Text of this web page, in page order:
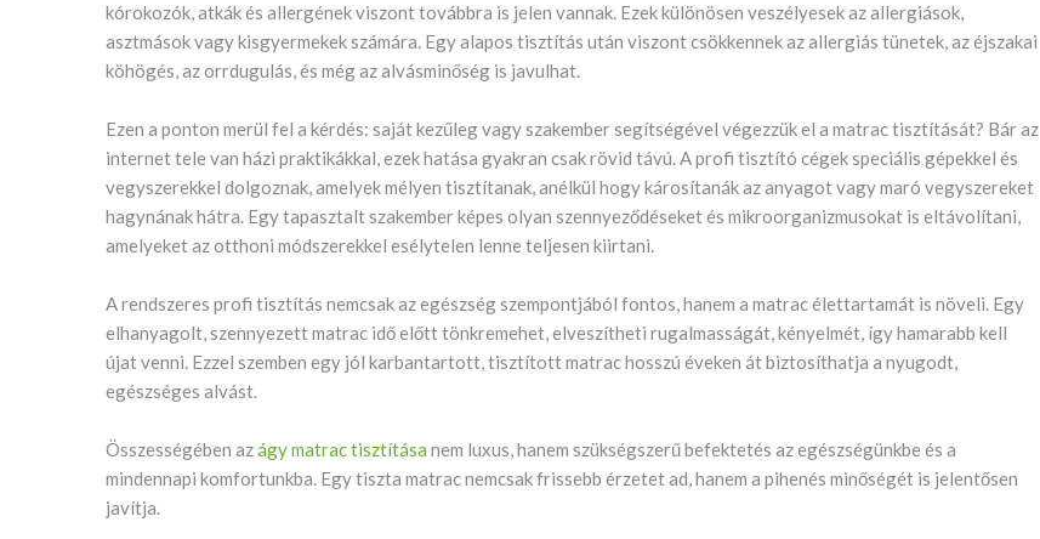
kórokozók, atkák és allergének viszont továbbra is jelen vannak. Ezek különösen veszélyesek az allergiások,
asztmások vagy kisgyermekek számára. Egy alapos tisztítás után viszont csökkennek az allergiás tünetek, az éjszakai
köhögés, az orrdugulás, és még az alvásminőség is javulhat.
Ezen a ponton merül fel a kérdés: saját kezűleg vagy szakember segítségével végezzük el a matrac tisztítását? Bár az
internet tele van házi praktikákkal, ezek hatása gyakran csak rövid távú. A profi tisztító cégek speciális gépekkel és
vegyszerekkel dolgoznak, amelyek mélyen tisztítanak, anélkül hogy károsítanák az anyagot vagy maró vegyszereket
hagynának hátra. Egy tapasztalt szakember képes olyan szennyeződéseket és mikroorganizmusokat is eltávolítani,
amelyeket az otthoni módszerekkel esélytelen lenne teljesen kiirtani.
A rendszeres profi tisztítás nemcsak az egészség szempontjából fontos, hanem a matrac élettartamát is növeli. Egy
elhanyagolt, szennyezett matrac idő előtt tönkremehet, elveszítheti rugalmasságát, kényelmét, így hamarabb kell
újat venni. Ezzel szemben egy jól karbantartott, tisztított matrac hosszú éveken át biztosíthatja a nyugodt,
egészséges alvást.
Összességében azágy matrac tisztítása nem luxus, hanem szükségszerű befektetés az egészségünkbe és a
mindennapi komfortunkba. Egy tiszta matrac nemcsak frissebb érzetet ad, hanem a pihenés minőségét is jelentősen
javítja.